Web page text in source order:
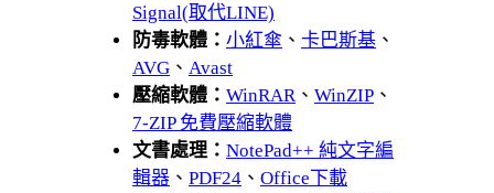
Signal(取代LINE)
防毒軟體： 小紅傘 、 卡巴斯基 、
AVG 、 Avast
壓縮軟體： WinRAR 、 WinZIP 、
7-ZIP 免費壓縮軟體
文書處理： NotePad++ 純文字編
輯器 、 PDF24 、 Office下載